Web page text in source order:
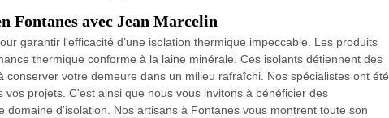
Fontanes avec Jean Marcelin
garantir l'efficacité d’une isolation thermique impeccable. Les produits
thermique conforme à la laine minérale. Ces isolants détiennent des
conserver votre demeure dans un milieu rafraîchi. Nos spécialistes ont été
projets. C'est ainsi que nous vous invitons à bénéficier des
domaine d'isolation. Nos artisans à Fontanes vous montrent toute son